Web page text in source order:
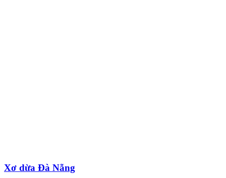
Xơ dừa Đà Nẵng